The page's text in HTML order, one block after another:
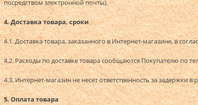
посредством электронной почты).
4. Доставка товара, сроки
4.1. Доставка товара, заказанного в Интернет-магазине, в
4.2. Расходы по доставке товара сообщаются Покупателю по
4.3. Интернет-магазин не несет ответственность за задержки
5. Оплата товара